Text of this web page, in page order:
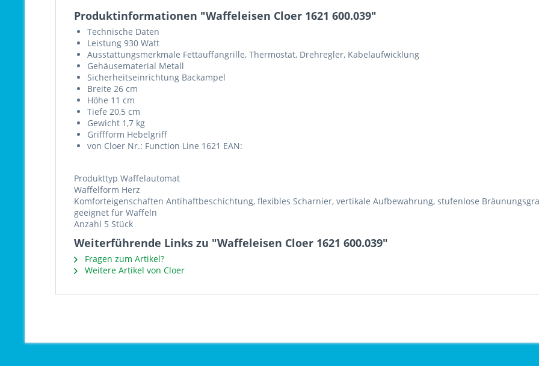
Produktinformationen "Waffeleisen Cloer 1621 600.039"
Technische Daten
Leistung 930 Watt
Ausstattungsmerkmale Fettauffangrille, Thermostat, Drehregler, Kabelaufwicklung
Gehäusematerial Metall
Sicherheitseinrichtung Backampel
Breite 26 cm
Höhe 11 cm
Tiefe 20,5 cm
Gewicht 1,7 kg
Griffform Hebelgriff
von Cloer Nr.: Function Line 1621 EAN:
Produkttyp Waffelautomat
Waffelform Herz
Komforteigenschaften Antihaftbeschichtung, flexibles Scharnier, vertikale Aufbewahrung, stufenlose
geeignet für Waffeln
Anzahl 5 Stück
Weiterführende Links zu "Waffeleisen Cloer 1621 600.039"
Fragen zum Artikel?
Weitere Artikel von Cloer